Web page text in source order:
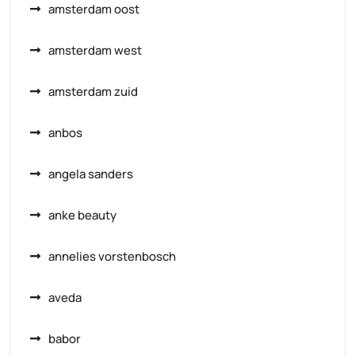
amsterdam oost
amsterdam west
amsterdam zuid
anbos
angela sanders
anke beauty
annelies vorstenbosch
aveda
babor